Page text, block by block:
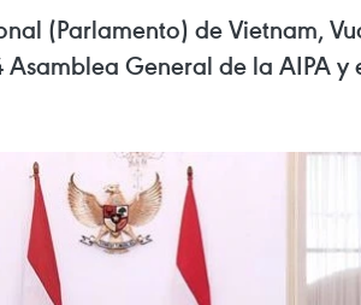
(Parlamento) de Vietnam,
General de la AIPA